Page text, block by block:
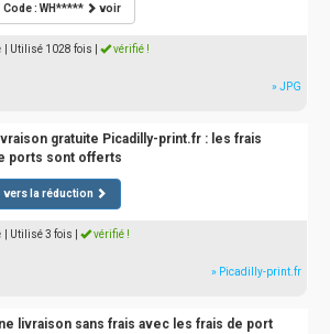
Code : WH***** voir
| Utilisé 1028 fois vérifié !
» JPG
gratuite Picadilly-print.fr : les frais
ports sont offerts
vers la réduction
| Utilisé 3 fois vérifié !
» Picadilly-print.fr
livraison sans frais avec les frais de port